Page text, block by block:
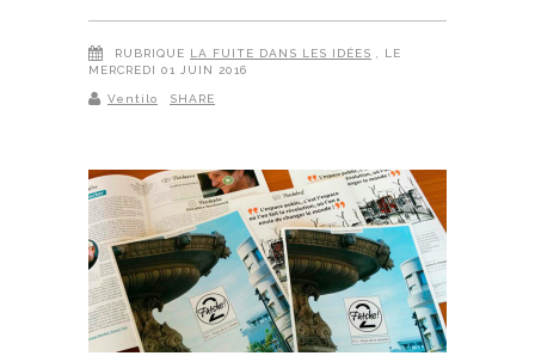
RUBRIQUE LA FUITE DANS LES IDÉES
, LE
MERCREDI 01 JUIN 2016
Ventilo SHARE